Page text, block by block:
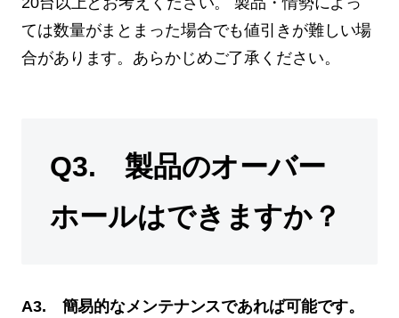
ては数量がまとまった場合でも値引きが難しい場
合があります。あらかじめご了承ください。
Q3. 製品のオーバー
ホールはできますか？
A3. 簡易的なメンテナンスであれば可能です。